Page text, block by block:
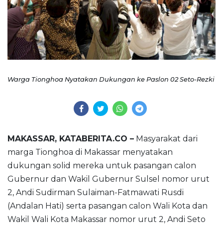
Warga Tionghoa Nyatakan Dukungan ke Paslon 02 Seto-Rezki
MAKASSAR, KATABERITA.CO – Masyarakat dari
marga Tionghoa di Makassar menyatakan
dukungan solid mereka untuk pasangan calon
Gubernur dan Wakil Gubernur Sulsel nomor urut
2, Andi Sudirman Sulaiman-Fatmawati Rusdi
(Andalan Hati) serta pasangan calon Wali Kota dan
Wakil Wali Kota Makassar nomor urut 2, Andi Seto